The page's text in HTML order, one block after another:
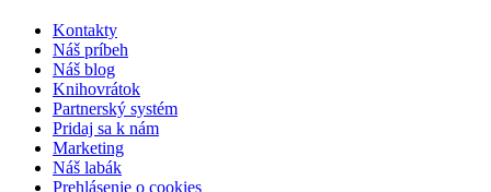
Kontakty
Náš príbeh
Náš blog
Knihovrátok
Partnerský systém
Pridaj sa k nám
Marketing
Náš labák
Prehlásenie o cookies